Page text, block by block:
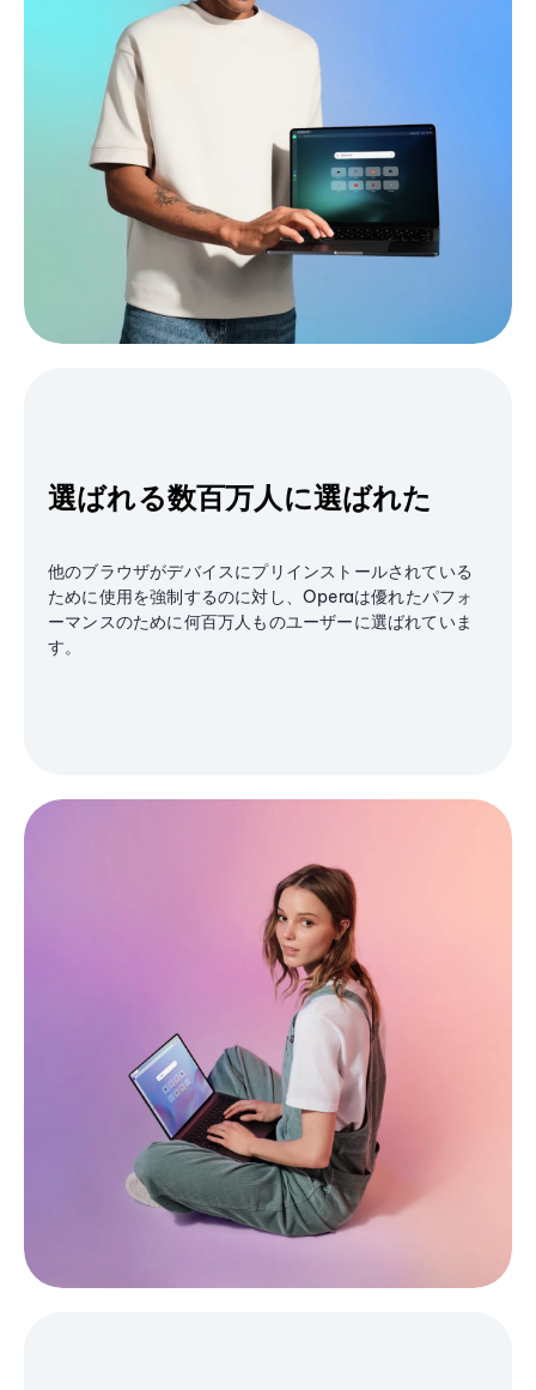
選ばれる数百万人に選ばれた
他のブラウザがデバイスにプリインストールされている
ために使用を強制するのに対し、Operaは優れたパフォ
ーマンスのために何百万人ものユーザーに選ばれていま
す。